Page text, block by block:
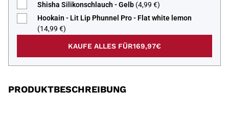
Shisha Silikonschlauch - Gelb(4,99 €)
Hookain - Lit Lip Phunnel Pro - Flat white lemon
(14,99 €)
KAUFE ALLES FÜR169,97€
PRODUKTBESCHREIBUNG